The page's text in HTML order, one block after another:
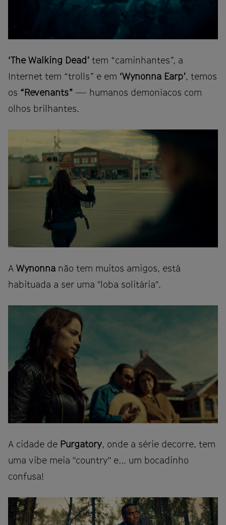
‘The Walking Dead’ tem “caminhantes”, a
Internet tem “trolls” e em ‘Wynonna Earp’, temos
os “Revenants” — humanos demoníacos com
olhos brilhantes.
A Wynonna não tem muitos amigos, está
habituada a ser uma "loba solitária".
A cidade de Purgatory, onde a série decorre, tem
uma vibe meia "country" e... um bocadinho
confusa!